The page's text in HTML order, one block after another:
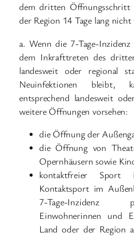
dem dritten
der Region 14 Tage lang
a. Wenn die 7-Tage-
dem Inkrafttreten des
landesweit oder regional
Neuinfektionen bleibt,
entsprechend landesweit
weitere Öffnungen vorsehen:
die Öffnung der
die Öffnung von
Opernhäusern sowie
kontaktfreier Sport
Kontaktsport im
7-Tage-
Einwohnerinnen und
Land oder der Region